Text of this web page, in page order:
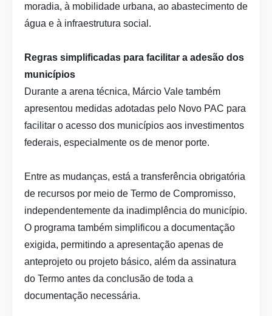
moradia, à mobilidade urbana, ao abastecimento de
água e à infraestrutura social.
Regras simplificadas para facilitar a adesão dos
municípios
Durante a arena técnica, Márcio Vale também
apresentou medidas adotadas pelo Novo PAC para
facilitar o acesso dos municípios aos investimentos
federais, especialmente os de menor porte.
Entre as mudanças, está a transferência obrigatória
de recursos por meio de Termo de Compromisso,
independentemente da inadimplência do município.
O programa também simplificou a documentação
exigida, permitindo a apresentação apenas de
anteprojeto ou projeto básico, além da assinatura
do Termo antes da conclusão de toda a
documentação necessária.